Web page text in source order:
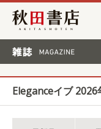
秋田書店
Eleganceイブ 2026